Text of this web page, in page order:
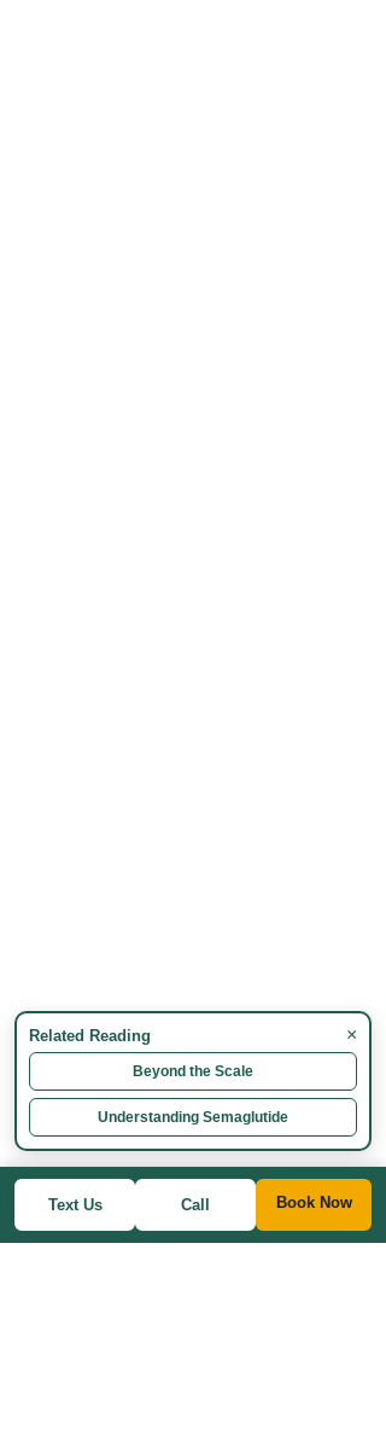
Text Us Call Book Now
Related Reading ×
Beyond the Scale
Understanding Semaglutide